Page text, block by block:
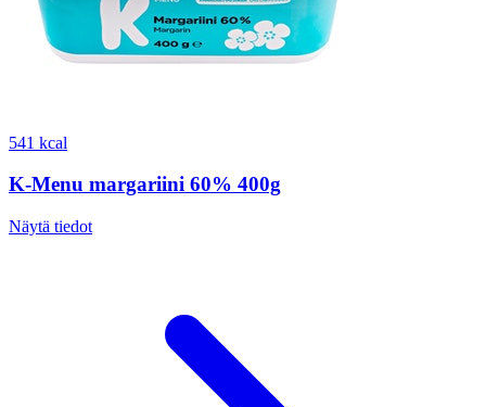
541 kcal
K-Menu margariini 60% 400g
Näytä tiedot